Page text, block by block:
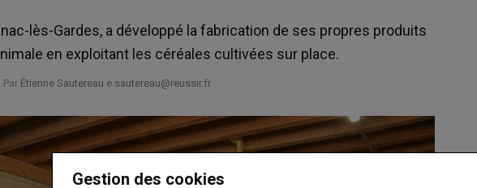
lès-Gardes, a développé la fabrication de ses propres produits
en exploitant les céréales cultivées sur place.
Par Étienne Sautereau e.sautereau@reussir.fr
Gestion des cookies